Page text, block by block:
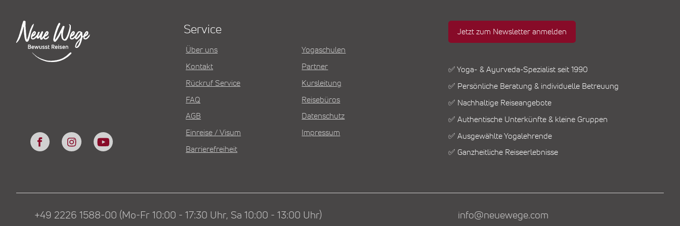
Service
Über uns
Kontakt
Rückruf Service
FAQ
AGB
Einreise / Visum
Barrierefreiheit
Yogaschulen
Partner
Kursleitung
Reisebüros
Datenschutz
Impressum
Jetzt zum Newsletter anmelden
✅ Yoga- & Ayurveda-Spezialist seit 1990
✅ Persönliche Beratung & individuelle Betreuung
✅ Nachhaltige Reiseangebote
✅ Authentische Unterkünfte & kleine Gruppen
✅ Ausgewählte Yogalehrende
✅ Ganzheitliche Reiseerlebnisse
+49 2226 1588-00 (Mo-Fr 10:00 - 17:30 Uhr, Sa 10:00 - 13:00 Uhr) info@neuewege.com